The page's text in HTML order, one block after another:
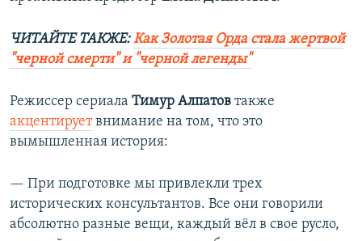
ЧИТАЙТЕ ТАКЖЕ:Как Золотая Орда стала жертвой
"черной смерти" и "черной легенды"
Режиссер сериала Тимур Алпатов также
акцентируетвнимание на том, что это
вымышленная история:
— При подготовке мы привлекли трех
исторических консультантов. Все они говорили
абсолютно разные вещи, каждый вёл в свое русло,